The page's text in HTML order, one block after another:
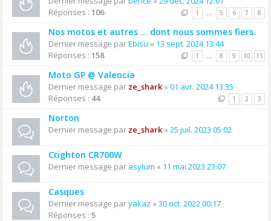
Réponses : 106 1 … 5 6 7 8
Nos motos et autres ... dont nous sommes fiers.
Dernier message parEbisu « 13 sept. 2024 13:44
Réponses : 158 1 … 8 9 10 11
Moto GP @ Valencia
Dernier message par ze_shark« 01 avr. 2024 13:35
Réponses : 44 1 2 3
Norton
Dernier message par ze_shark« 25 juil. 2023 05:02
Crighton CR700W
Dernier message par asylum « 11 mai 2023 23:07
Casques
Dernier message paryakaz « 30 oct. 2022 00:17
Réponses : 5